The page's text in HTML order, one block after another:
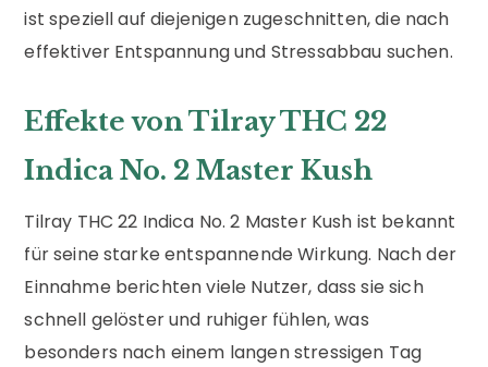
ist speziell auf diejenigen zugeschnitten, die nach
effektiver Entspannung und Stressabbau suchen.
Effekte von Tilray THC 22
Indica No. 2 Master Kush
Tilray THC 22 Indica No. 2 Master Kush ist bekannt
für seine starke entspannende Wirkung. Nach der
Einnahme berichten viele Nutzer, dass sie sich
schnell gelöster und ruhiger fühlen, was
besonders nach einem langen stressigen Tag